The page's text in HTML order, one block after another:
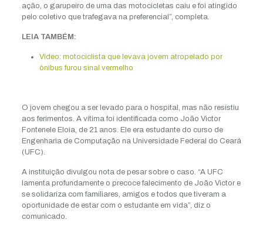
ação, o garupeiro de uma das motocicletas caiu e foi atingido
pelo coletivo que trafegava na preferencial”, completa.
LEIA TAMBÉM:
Vídeo: motociclista que levava jovem atropelado por
ônibus furou sinal vermelho
O jovem chegou a ser levado para o hospital, mas não resistiu
aos ferimentos. A vítima foi identificada como João Victor
Fontenele Eloia, de 21 anos. Ele era estudante do curso de
Engenharia de Computação na Universidade Federal do Ceará
(UFC).
A instituição divulgou nota de pesar sobre o caso. “A UFC
lamenta profundamente o precoce falecimento de João Victor e
se solidariza com familiares, amigos e todos que tiveram a
oportunidade de estar com o estudante em vida”, diz o
comunicado.